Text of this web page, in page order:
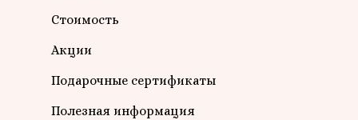
Стоимость
Подарочные сертификаты
Акции
Полезная информация